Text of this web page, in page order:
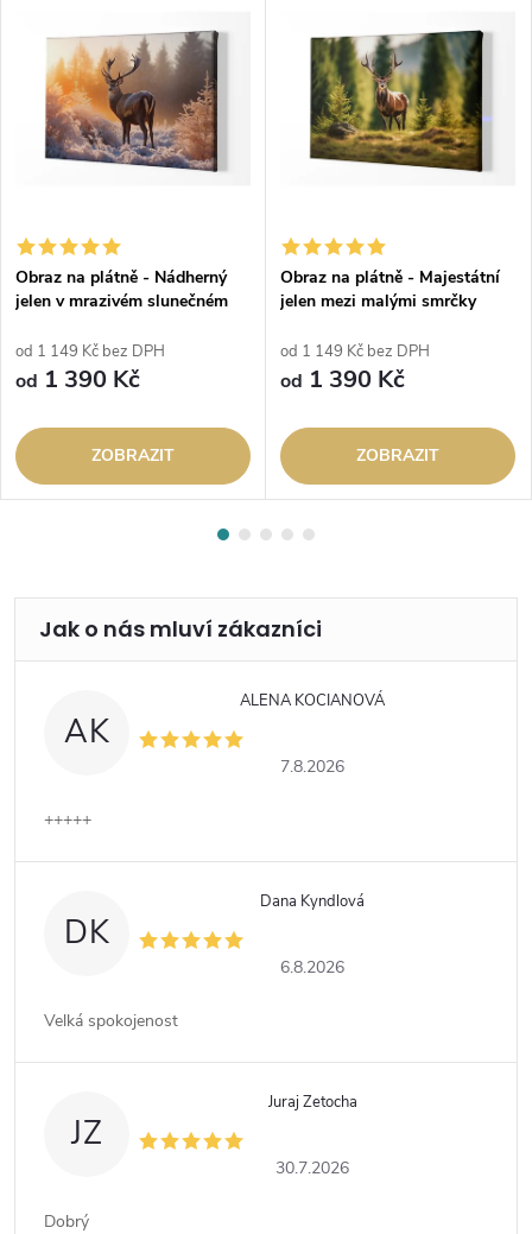
Obraz na plátně - Nádherný
jelen v mrazivém slunečném
od 1 149 Kč bez DPH
od 1 390 Kč
ZOBRAZIT
Obraz na plátně - Majestátní
jelen mezi malými smrčky
od 1 149 Kč bez DPH
od 1 390 Kč
ZOBRAZIT
AK
ALENA KOCIANOVÁ
7.8.2026
+++++
DK
Dana Kyndlová
6.8.2026
Velká spokojenost
JZ
Juraj Zetocha
30.7.2026
Dobrý